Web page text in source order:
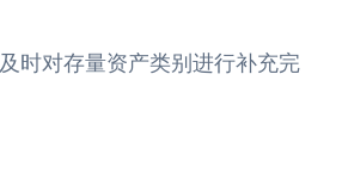
时对存量资产类别进行补充完